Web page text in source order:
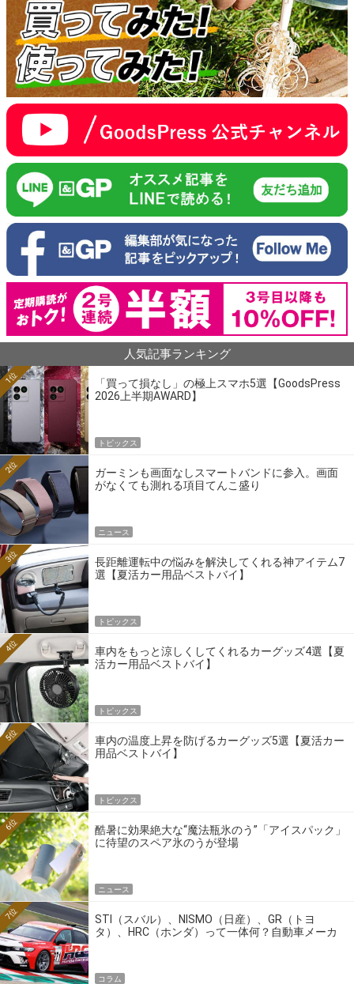
人気記事ランキング
「買って損なし」の極上スマホ5選【GoodsPress
2026上半期AWARD】
1位
トピックス
ガーミンも画面なしスマートバンドに参入。画面
がなくても測れる項目てんこ盛り
2位
ニュース
長距離運転中の悩みを解決してくれる神アイテム7
選【夏活カー用品ベストバイ】
3位
トピックス
車内をもっと涼しくしてくれるカーグッズ4選【夏
活カー用品ベストバイ】
4位
トピックス
車内の温度上昇を防げるカーグッズ5選【夏活カー
用品ベストバイ】
5位
トピックス
酷暑に効果絶大な“魔法瓶氷のう”「アイスパック」
に待望のスペア氷のうが登場
6位
ニュース
STI（スバル）、NISMO（日産）、GR（トヨ
タ）、HRC（ホンダ）って一体何？自動車メーカ
7位
コラム